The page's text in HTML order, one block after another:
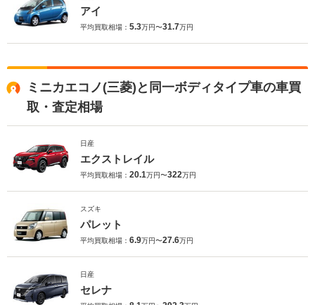
アイ
平均買取相場： 5.3万円〜31.7万円
ミニカエコノ(三菱)と同一ボディタイプ車の車買
取・査定相場
日産
エクストレイル
平均買取相場： 20.1万円〜322万円
スズキ
パレット
平均買取相場： 6.9万円〜27.6万円
日産
セレナ